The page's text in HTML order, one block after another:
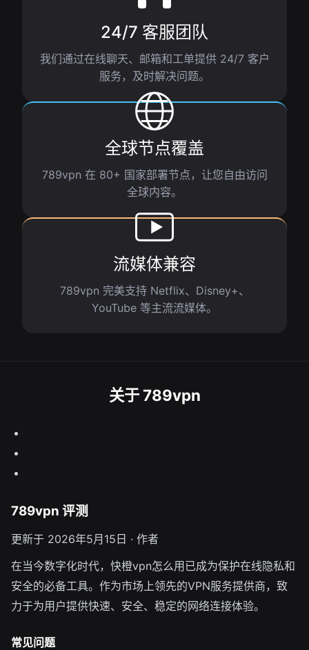
24/7 客服团队
我们通过在线聊天、邮箱和工单提供 24/7 客户
服务，及时解决问题。
全球节点覆盖
789vpn 在 80+ 国家部署节点，让您自由访问
全球内容。
流媒体兼容
789vpn 完美支持 Netflix、Disney+、
YouTube 等主流流媒体。
关于 789vpn
789vpn 评测
更新于 2026年5月15日 · 作者
在当今数字化时代，快橙vpn怎么用已成为保护在线隐私和
安全的必备工具。作为市场上领先的VPN服务提供商，致
力于为用户提供快速、安全、稳定的网络连接体验。
常见问题